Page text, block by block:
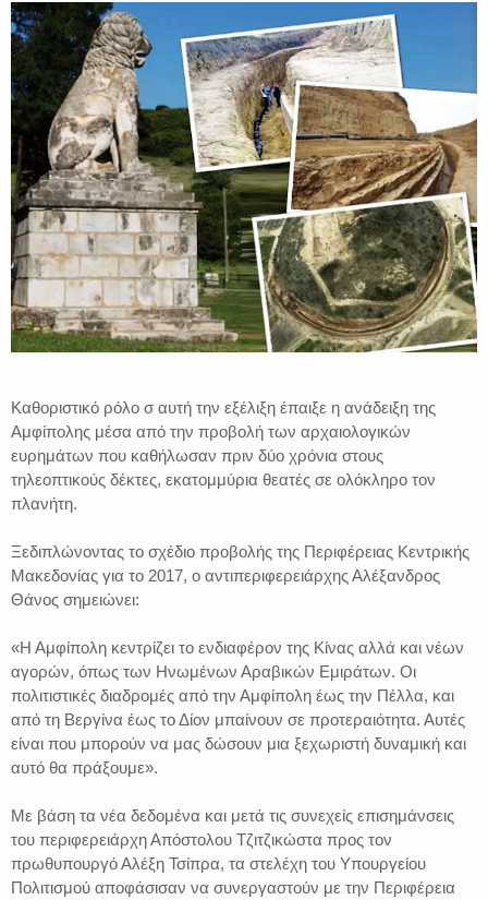
Καθοριστικό ρόλο σ αυτή την εξέλιξη έπαιξε η ανάδειξη της
Αμφίπολης μέσα από την προβολή των αρχαιολογικών
ευρημάτων που καθήλωσαν πριν δύο χρόνια στους
τηλεοπτικούς δέκτες, εκατομμύρια θεατές σε ολόκληρο τον
πλανήτη.
Ξεδιπλώνοντας το σχέδιο προβολής της Περιφέρειας Κεντρικής
Μακεδονίας για το 2017, ο αντιπεριφερειάρχης Αλέξανδρος
Θάνος σημειώνει:
«Η Αμφίπολη κεντρίζει το ενδιαφέρον της Κίνας αλλά και νέων
αγορών, όπως των Ηνωμένων Αραβικών Εμιράτων. Οι
πολιτιστικές διαδρομές από την Αμφίπολη έως την Πέλλα, και
από τη Βεργίνα έως το Δίον μπαίνουν σε προτεραιότητα. Αυτές
είναι που μπορούν να μας δώσουν μια ξεχωριστή δυναμική και
αυτό θα πράξουμε».
Με βάση τα νέα δεδομένα και μετά τις συνεχείς επισημάνσεις
του περιφερειάρχη Απόστολου Τζιτζικώστα προς τον
πρωθυπουργό Αλέξη Τσίπρα, τα στελέχη του Υπουργείου
Πολιτισμού αποφάσισαν να συνεργαστούν με την Περιφέρεια